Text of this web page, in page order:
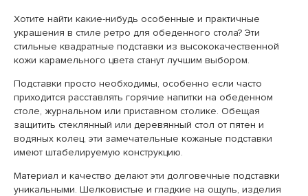
Хотите найти какие-нибудь особенные и практичные
украшения в стиле ретро для обеденного стола? Эти
стильные квадратные подставки из высококачественной
кожи карамельного цвета станут лучшим выбором.
Подставки просто необходимы, особенно если часто
приходится расставлять горячие напитки на обеденном
столе, журнальном или приставном столике. Обещая
защитить стеклянный или деревянный стол от пятен и
водяных колец, эти замечательные кожаные подставки
имеют штабелируемую конструкцию.
Материал и качество делают эти долговечные подставки
уникальными. Шелковистые и гладкие на ощупь, изделия